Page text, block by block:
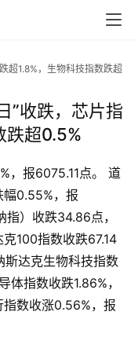
超1.8%，生物科技指数跌超
”收跌，芯片指
跌超0.5%
，报6075.11点。 道
0.55%，报
）收跌34.86点，
100指数收跌67.14
达克生物科技指数
指数收跌1.86%，
数收涨0.56%，报